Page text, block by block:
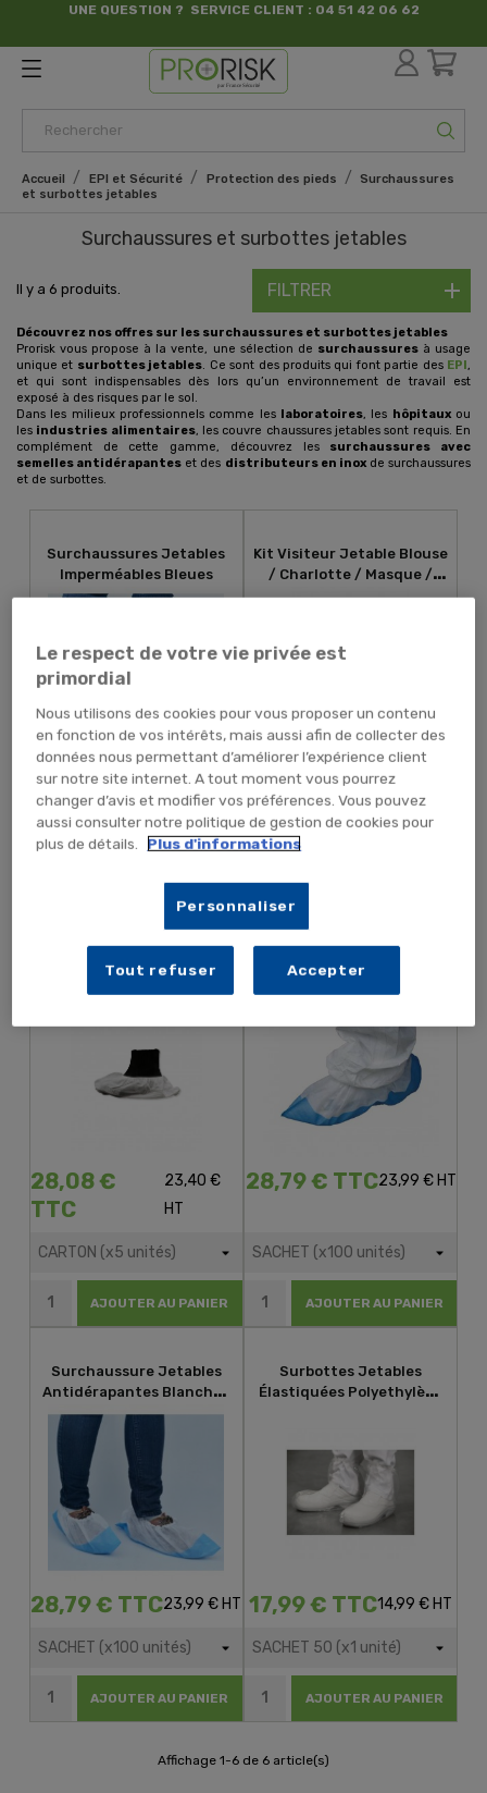
UNE QUESTION ? SERVICE CLIENT : 04 51 42 06 62
par France Sécurité
Accueil EPI et Sécurité Protection des pieds
Surchaussures
et surbottes jetables
Surchaussures et surbottes jetables
FILTRER
Il y a 6 produits.
Découvrez nos offres sur les surchaussures et surbottes jetables
Prorisk vous propose à la vente, une sélection de surchaussuresà usage
unique et surbottes jetables . Ce sont des produits qui font partie des EPI
et qui sont indispensables dès lors qu’un environnement de travail est
exposé à des risques par le sol.
Dans les milieux professionnels comme les laboratoires , les hôpitauxou
les industries alimentaires, les couvre chaussures jetables sont requis. En
complément de cette gamme, découvrez les surchaussures avec
semelles antidérapantes et des distributeurs en inoxde surchaussures
et de surbottes.
Surchaussures Jetables
Imperméables Bleues
7,19 € TTC5,99 € HT
AJOUTER AU PANIER
Kit Visiteur Jetable Blouse
/ Charlotte / Masque /
Surchaussures
19,20 € TTC16,00 € HT
AJOUTER AU PANIER
Paire De Surchaussure En
Polypropylène Non Tissé
(sachet De 100)
28,08 €
TTC
23,40 €
HT
AJOUTER AU PANIER
Surchaussures Jetables
Antidérapantes Blanches
28,79 € TTC23,99 € HT
AJOUTER AU PANIER
Surchaussure Jetables
Antidérapantes Blanches
T.L
28,79 € TTC23,99 € HT
AJOUTER AU PANIER
Surbottes Jetables
Élastiquées Polyethylène
17,99 € TTC14,99 € HT
AJOUTER AU PANIER
Affichage 1-6 de 6 article(s)
Le respect de votre vie privée est
primordial
Nous utilisons des cookies pour vous proposer un contenu
en fonction de vos intérêts, mais aussi afin de collecter des
données nous permettant d’améliorer l’expérience client
sur notre site internet. A tout moment vous pourrez
changer d’avis et modifier vos préférences. Vous pouvez
aussi consulter notre politique de gestion de cookies pour
plus de détails.
Plus d'informations
Personnaliser
Tout refuser Accepter